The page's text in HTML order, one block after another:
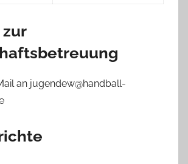
an jugendew@handball-